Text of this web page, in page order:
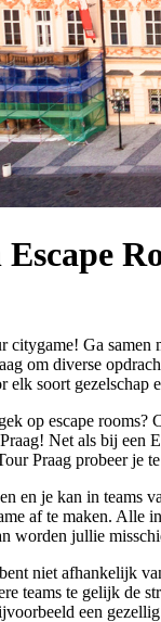
citygame! Ga
om diverse
soort gezelschap
op escape
Net als bij
Praag probeer je
en je kan in
af te maken. Alle
worden jullie
niet afhankelijk
teams te gelijk de
een